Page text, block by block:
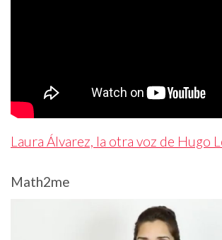
Laura Álvarez, la otra voz de Hugo
Math2me